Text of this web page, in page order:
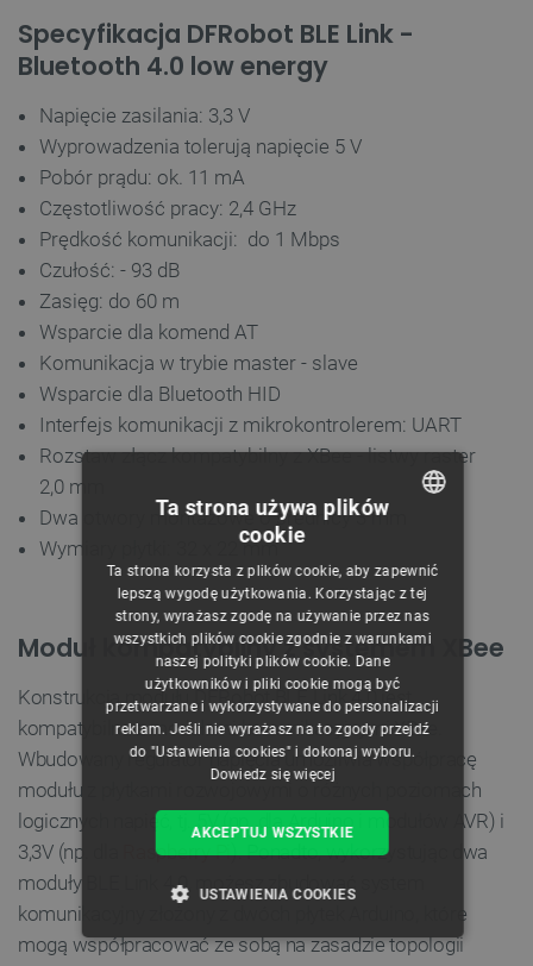
Specyfikacja DFRobot BLE Link -
Bluetooth 4.0 low energy
Napięcie zasilania: 3,3 V
Wyprowadzenia tolerują napięcie 5 V
Pobór prądu: ok. 11 mA
Częstotliwość pracy: 2,4 GHz
Prędkość komunikacji: do 1 Mbps
Czułość: - 93 dB
Zasięg: do 60 m
Wsparcie dla komend AT
Komunikacja w trybie master - slave
Wsparcie dla Bluetooth HID
Interfejs komunikacji z mikrokontrolerem: UART
Rozstaw złącz kompatybilny z XBee - listwy raster
2,0 mm
Dwa otwory montażowe o średnicy 3 mm
Wymiary płytki: 32 x 22 mm
Moduł kompatybilny z systemem XBee
Konstrukcja modułu DFRobot BLE Link 4.0 jest
kompatybilna z modułami komunikacyjnymi XBee.
Wbudowany regulator napięcia umożliwia współpracę
modułu z płytkami rozwojowymi o różnych poziomach
logicznych napięć, tj. 5V (np. dla Arduino i modułów AVR) i
3,3V (np. dla
Raspberry Pi). Ponadto, wykorzystując dwa
moduły BLE Link 4.0, możesz zbudować system
komunikacyjny złożony z dwóch płytek Arduino, które
mogą współpracować ze sobą na zasadzie topologii
CZECH
ENGLISH
GERMAN
Ta strona używa plików
cookie
Ta strona korzysta z plików cookie, aby zapewnić
lepszą wygodę użytkowania. Korzystając z tej
strony, wyrażasz zgodę na używanie przez nas
wszystkich plików cookie zgodnie z warunkami
naszej polityki plików cookie. Dane
użytkowników i pliki cookie mogą być
przetwarzane i wykorzystywane do personalizacji
reklam. Jeśli nie wyrażasz na to zgody przejdź
do "Ustawienia cookies" i dokonaj wyboru.
Dowiedz się więcej
AKCEPTUJ WSZYSTKIE
USTAWIENIA COOKIES
NIEZBĘDNE WYDAJNOŚĆ